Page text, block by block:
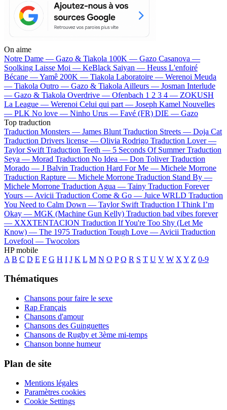
On aime
Notre Dame — Gazo & Tiakola 100K — Gazo Casanova —
Soolking Laisse Moi — KeBlack Saiyan — Heuss L'enfoiré
Bécane —Yamê 200K — Tiakola Laboratoire — Werenoi Meuda
— Tiakola Outro — Gazo & Tiakola Ailleurs — Josman Interlude
— Gazo & Tiakola Overdrive — Ofenbach 1 2 3 4 — ZOKUSH
La League — Werenoi Celui qui part — Joseph Kamel Nouvelles
— PLK No love — Ninho Urus — Favé (FR) DIE — Gazo
Top traduction
Traduction Monsters — James Blunt Traduction Streets — Doja Cat
Traduction Drivers license — Olivia Rodrigo Traduction Lover —
Taylor Swift Traduction Teeth — 5 Seconds Of Summer Traduction
Seya — Morad Traduction No Idea — Don Toliver Traduction
Morado — J Balvin Traduction Hard For Me — Michele Morrone
Traduction Rapture — Michele Morrone Traduction Stand By —
Michele Morrone Traduction Agua — Tainy Traduction Forever
Yours — Avicii Traduction Come & Go — Juice WRLD Traduction
You Need to Calm Down — Taylor Swift Traduction I Think I’m
Okay — MGK (Machine Gun Kelly) Traduction bad vibes forever
— XXXTENTACION Traduction If You're Too Shy (Let Me
Know) — The 1975 Traduction Tough Love — Avicii Traduction
Lovefool — Twocolors
HP mobile
A B C D E F G H I J K L M N O P Q R S T U V W X Y Z 0-9
Thématiques
Chansons pour faire le sexe
Rap Français
Chansons d'amour
Chansons des Guinguettes
Chansons de Rugby et 3ème mi-temps
Chanson bonne humeur
Plan de site
Mentions légales
Paramètres cookies
Cookie Settings